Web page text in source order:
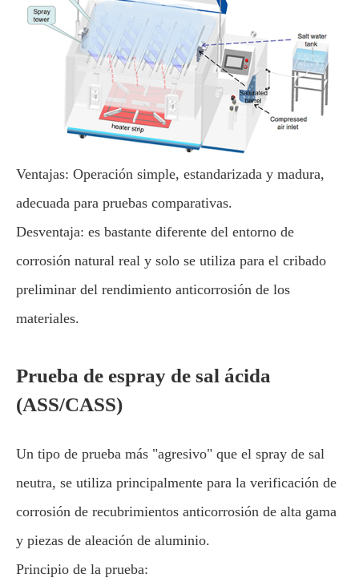
Ventajas: Operación simple, estandarizada y madura,
adecuada para pruebas comparativas.
Desventaja: es bastante diferente del entorno de
corrosión natural real y solo se utiliza para el cribado
preliminar del rendimiento anticorrosión de los
materiales.
Prueba de espray de sal ácida
(ASS/CASS)
Un tipo de prueba más "agresivo" que el spray de sal
neutra, se utiliza principalmente para la verificación de
corrosión de recubrimientos anticorrosión de alta gama
y piezas de aleación de aluminio.
Principio de la prueba: